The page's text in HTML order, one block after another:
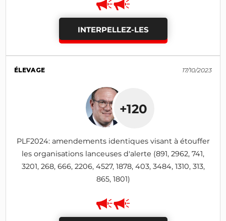
INTERPELLEZ-LES
ÉLEVAGE 17/10/2023
+120
PLF2024: amendements identiques visant à étouffer
les organisations lanceuses d'alerte (891, 2962, 741,
3201, 268, 666, 2206, 4527, 1878, 403, 3484, 1310, 313,
865, 1801)